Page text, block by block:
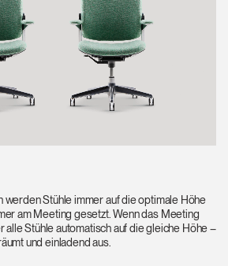
werden Stühle immer auf die optimale Höhe
am Meeting gesetzt. Wenn das Meeting
alle Stühle automatisch auf die gleiche Höhe –
und einladend aus.